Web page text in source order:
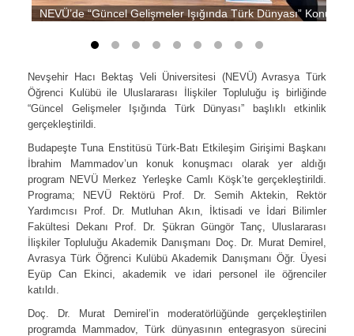
NEVÜ’de “Güncel Gelişmeler Işığında Türk Dünyası”
Nevşehir Hacı Bektaş Veli Üniversitesi (NEVÜ) Avrasya Türk
Öğrenci Kulübü ile Uluslararası İlişkiler Topluluğu iş birliğinde
“Güncel Gelişmeler Işığında Türk Dünyası” başlıklı etkinlik
gerçekleştirildi.
Budapeşte Tuna Enstitüsü Türk-Batı Etkileşim Girişimi Başkanı
İbrahim Mammadov’un konuk konuşmacı olarak yer aldığı
program NEVÜ Merkez Yerleşke Camlı Köşk’te gerçekleştirildi.
Programa; NEVÜ Rektörü Prof. Dr. Semih Aktekin, Rektör
Yardımcısı Prof. Dr. Mutluhan Akın, İktisadi ve İdari Bilimler
Fakültesi Dekanı Prof. Dr. Şükran Güngör Tanç, Uluslararası
İlişkiler Topluluğu Akademik Danışmanı Doç. Dr. Murat Demirel,
Avrasya Türk Öğrenci Kulübü Akademik Danışmanı Öğr. Üyesi
Eyüp Can Ekinci, akademik ve idari personel ile öğrenciler
katıldı.
Doç. Dr. Murat Demirel’in moderatörlüğünde gerçekleştirilen
programda Mammadov, Türk dünyasının entegrasyon sürecini